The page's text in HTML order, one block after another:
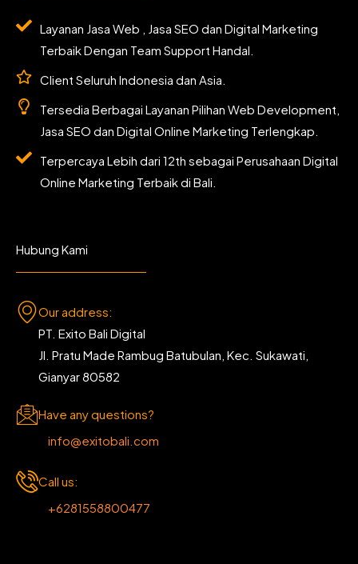
m
Layanan Jasa Web , Jasa SEO dan Digital Marketing
Terbaik Dengan Team Support Handal.
Client Seluruh Indonesia dan Asia.
Tersedia Berbagai Layanan Pilihan Web Development,
Jasa SEO dan Digital Online Marketing Terlengkap.
Terpercaya Lebih dari 12th sebagai Perusahaan Digital
Online Marketing Terbaik di Bali.
Hubung Kami
Our address:
PT. Exito Bali Digital
Jl. Pratu Made Rambug Batubulan, Kec. Sukawati,
Gianyar 80582
Have any questions?
info@exitobali.com
Call us:
+6281558800477